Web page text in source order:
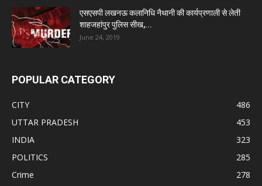
एसएसपी लखनऊ कलानिधि नैथानी की कार्यप्रणाली से लेती
शाहजहांपुर पुलिस सीख,...
June 24, 2019
POPULAR CATEGORY
CITY
486
UTTAR PRADESH
453
INDIA
323
POLITICS
285
Crime
278